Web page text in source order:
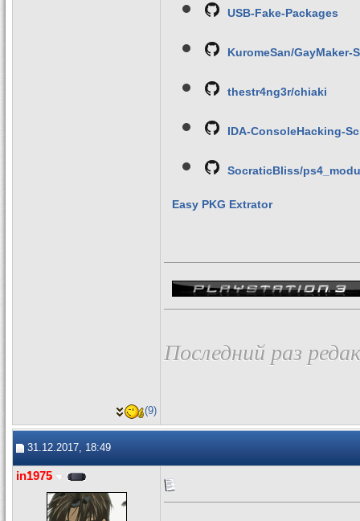
USB-Fake-Packages
KuromeSan/GayMaker-
thestr4ng3r/chiaki
IDA-ConsoleHacking-
SocraticBliss/
Easy PKG Extrator
Последний раз
(9)
31.12.2017, 18:49
in1975